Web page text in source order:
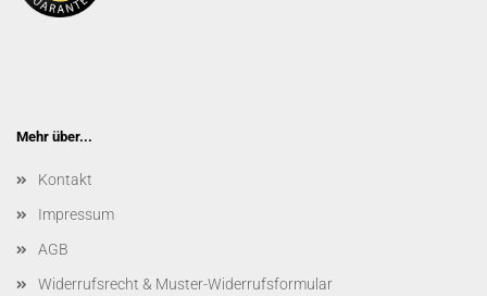
Mehr über...
Kontakt
Impressum
AGB
Widerrufsrecht & Muster-Widerrufsformular